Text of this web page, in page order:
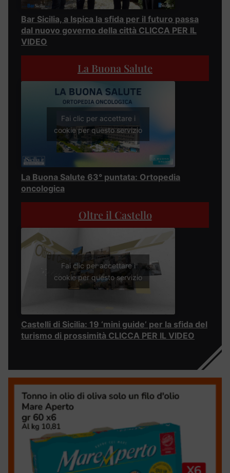
Bar Sicilia, a Ispica la sfida per il futuro passa
dal nuovo governo della città CLICCA PER IL
VIDEO
La Buona Salute
Fai clic per accettare i
cookie per questo servizio
La Buona Salute 63° puntata: Ortopedia
oncologica
Oltre il Castello
Fai clic per accettare i
cookie per questo servizio
Castelli di Sicilia: 19 ‘mini guide’ per la sfida del
turismo di prossimità CLICCA PER IL VIDEO